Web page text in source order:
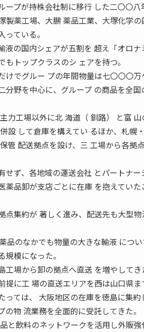
ープが持株会社制に移行 した二〇〇
製薬工場、大鵬 薬品工業、大塚化学
ている。
液の国内シェアが五割を 超え「オロ
もトップクラスのシ ェアを持つ。
けでグルー プの年間物量は七〇〇〇万
分野を中心に、グループ の商品を全
力工場以外に北 海道（ 釧路） と富 山
設 して倉庫を構えてい るほか、札幌
管 配送拠点を設け、三 工場から各拠
せず、各地域の運送会社 とパートナー
薬品卸が支店ごとに在庫 を抱えてい
点集約が 著しく進み、配送先も大型
品のなかでも物量の大きな輸液 につ
規模になった。
場から卸の拠点へ直送 を増やしてき
提に工 場の直送エリアを西は山口県ま
っては、 大阪地区の在庫を徳島に集
の物 流業務を全面的に受託してきた。
と飲料のネットワークを活用し外販強